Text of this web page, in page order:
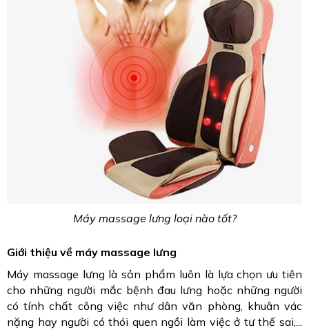
Máy massage lưng loại nào tốt?
Giới thiệu về máy massage lưng
Máy massage lưng là sản phẩm luôn là lựa chọn ưu tiên
cho những người mắc bệnh đau lưng hoặc những người
có tính chất công việc như dân văn phòng, khuân vác
nặng hay người có thói quen ngồi làm việc ở tư thế sai,...